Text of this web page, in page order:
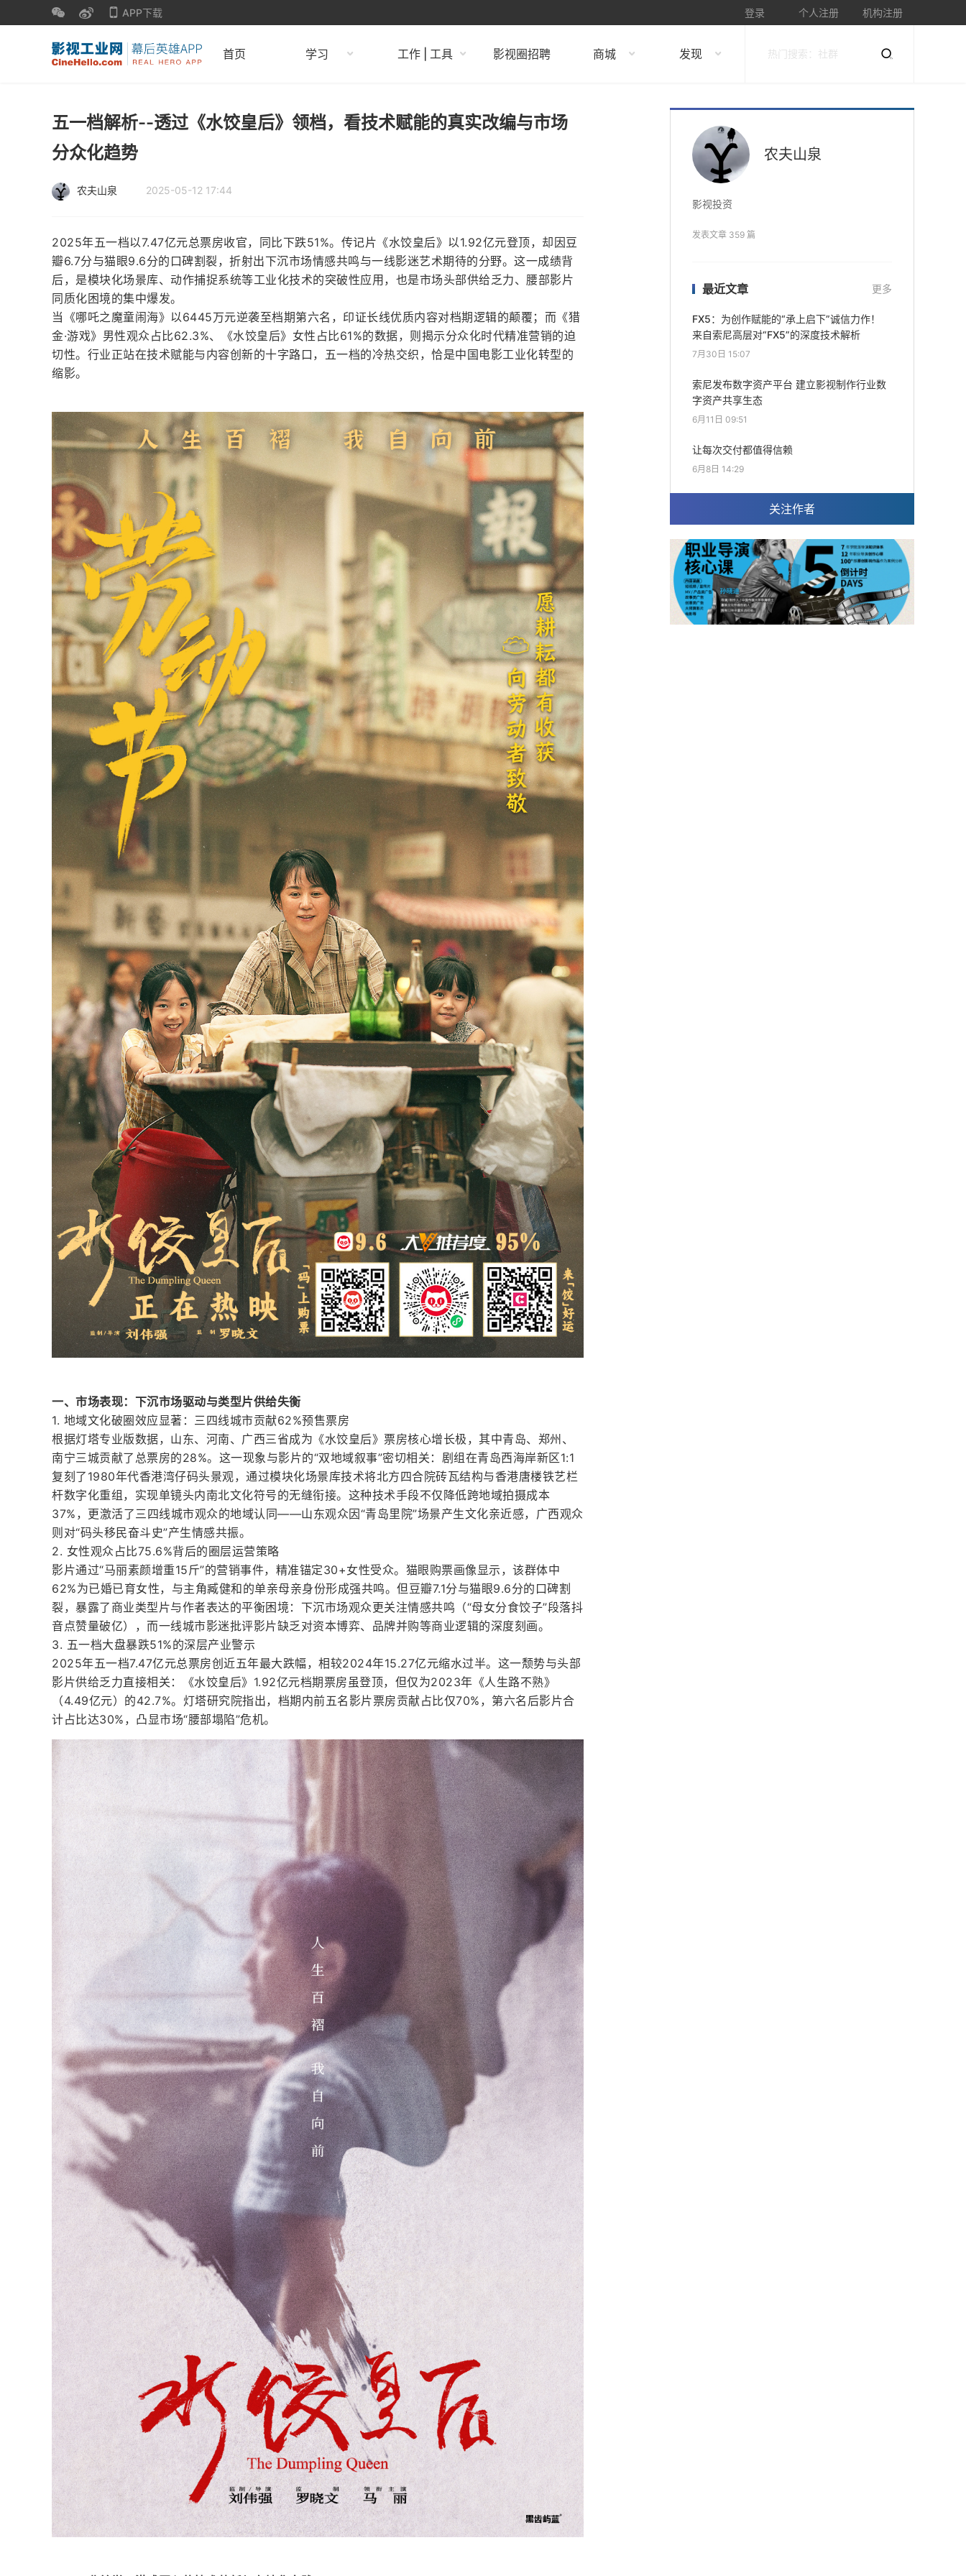
APP下载 登录 个人注册 机构注册
首页 学习 工作 | 工具 影视圈招聘 商城 发现
五一档解析--透过《水饺皇后》领档，看技术赋能的真实改编与市场
分众化趋势
农夫山泉 2025-05-12 17:44
2025年五一档以7.47亿元总票房收官，同比下跌51%。传记片《水饺皇后》以1.92亿元登顶，却因豆
瓣6.7分与猫眼9.6分的口碑割裂，折射出下沉市场情感共鸣与一线影迷艺术期待的分野。这一成绩背
后，是模块化场景库、动作捕捉系统等工业化技术的突破性应用，也是市场头部供给乏力、腰部影片
同质化困境的集中爆发。
当《哪吒之魔童闹海》以6445万元逆袭至档期第六名，印证长线优质内容对档期逻辑的颠覆；而《猎
金·游戏》男性观众占比62.3%、《水饺皇后》女性占比61%的数据，则揭示分众化时代精准营销的迫
切性。行业正站在技术赋能与内容创新的十字路口，五一档的冷热交织，恰是中国电影工业化转型的
缩影。
一、市场表现：下沉市场驱动与类型片供给失衡
1. 地域文化破圈效应显著：三四线城市贡献62%预售票房
根据灯塔专业版数据，山东、河南、广西三省成为《水饺皇后》票房核心增长极，其中青岛、郑州、
南宁三城贡献了总票房的28%。这一现象与影片的“双地域叙事”密切相关：剧组在青岛西海岸新区1:1
复刻了1980年代香港湾仔码头景观，通过模块化场景库技术将北方四合院砖瓦结构与香港唐楼铁艺栏
杆数字化重组，实现单镜头内南北文化符号的无缝衔接。这种技术手段不仅降低跨地域拍摄成本
37%，更激活了三四线城市观众的地域认同——山东观众因“青岛里院”场景产生文化亲近感，广西观众
则对“码头移民奋斗史”产生情感共振。
2. 女性观众占比75.6%背后的圈层运营策略
影片通过“马丽素颜增重15斤”的营销事件，精准锚定30+女性受众。猫眼购票画像显示，该群体中
62%为已婚已育女性，与主角臧健和的单亲母亲身份形成强共鸣。但豆瓣7.1分与猫眼9.6分的口碑割
裂，暴露了商业类型片与作者表达的平衡困境：下沉市场观众更关注情感共鸣（“母女分食饺子”段落抖
音点赞量破亿），而一线城市影迷批评影片缺乏对资本博弈、品牌并购等商业逻辑的深度刻画。
3. 五一档大盘暴跌51%的深层产业警示
2025年五一档7.47亿元总票房创近五年最大跌幅，相较2024年15.27亿元缩水过半。这一颓势与头部
影片供给乏力直接相关：《水饺皇后》1.92亿元档期票房虽登顶，但仅为2023年《人生路不熟》
（4.49亿元）的42.7%。灯塔研究院指出，档期内前五名影片票房贡献占比仅70%，第六名后影片合
计占比达30%，凸显市场“腰部塌陷”危机。
农夫山泉
影视投资
发表文章 359 篇
最近文章 更多
FX5：为创作赋能的“承上启下”诚信力作！
来自索尼高层对“FX5”的深度技术解析
7月30日 15:07
索尼发布数字资产平台 建立影视制作行业数
字资产共享生态
6月11日 09:51
让每次交付都值得信赖
6月8日 14:29
关注作者